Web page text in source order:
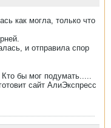
как могла, только что
и отправила спор
бы мог подумать.....
сайт АлиЭкспресс